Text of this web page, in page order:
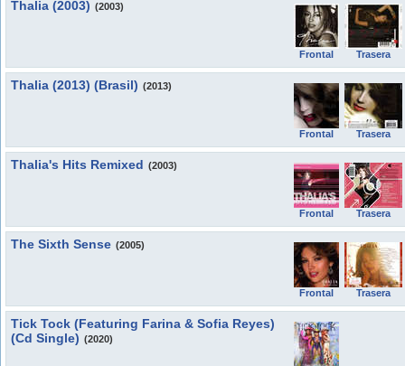
Thalia (2003) (2003)
Frontal Trasera
Thalia (2013) (Brasil) (2013)
Frontal Trasera
Thalia's Hits Remixed (2003)
Frontal Trasera
The Sixth Sense (2005)
Frontal Trasera
Tick Tock (Featuring Farina & Sofia Reyes)
(Cd Single) (2020)